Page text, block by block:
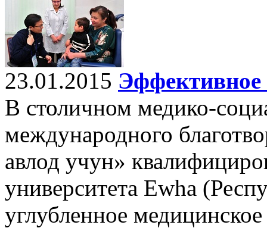
23.01.2015 Эффективное
В столичном медико-
международного
авлод учун»
университета Ewha
углубленное